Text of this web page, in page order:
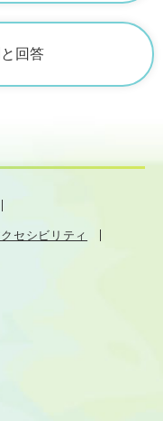
回答
セシビリティ